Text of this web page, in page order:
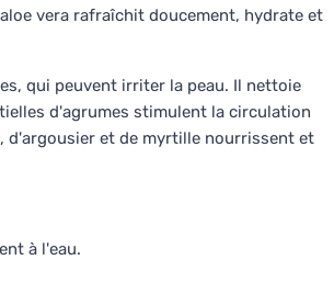
vera rafraîchit doucement, hydrate et
qui peuvent irriter la peau. Il nettoie
d'agrumes stimulent la circulation
d'argousier et de myrtille nourrissent et
à l'eau.